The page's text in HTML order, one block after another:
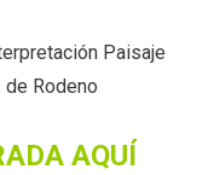
Paisaje
Rodeno
AQUÍ